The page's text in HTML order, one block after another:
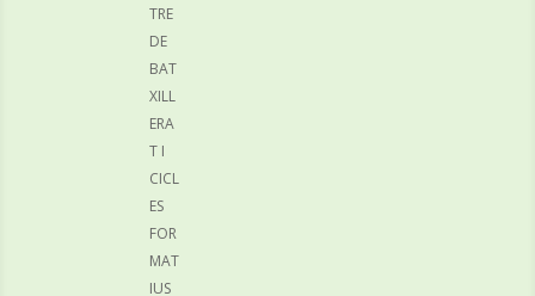
TRE
DE
BAT
XILL
ERA
T I
CICL
ES
FOR
MAT
IUS